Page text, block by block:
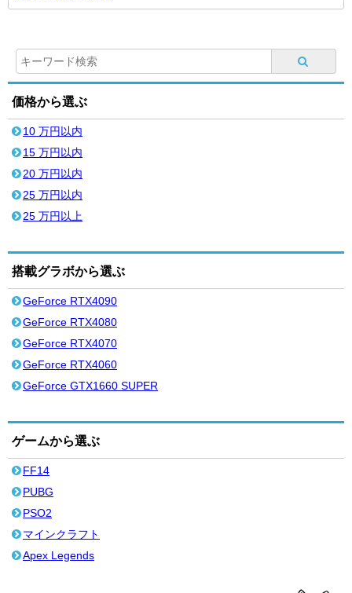
価格から選ぶ
10 万円以内
15 万円以内
20 万円以内
25 万円以内
25 万円以上
搭載グラボから選ぶ
GeForce RTX4090
GeForce RTX4080
GeForce RTX4070
GeForce RTX4060
GeForce GTX1660 SUPER
ゲームから選ぶ
FF14
PUBG
PSO2
マインクラフト
Apex Legends